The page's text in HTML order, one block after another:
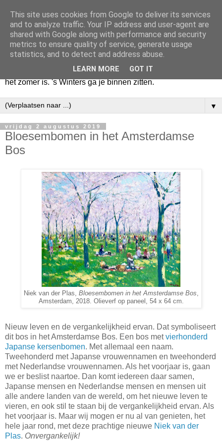
Huize Zeezicht
Als het lente is, lees ik een krant op een terras en drink een
latte uit een glas. Of om het even een boek met een
cappuccino of een dubbele espresso. Maar dat kan ook als
het zomer is. 's Winters ga je binnen zitten.
▼
vrijdag 2 augustus 2019
Bloesembomen in het Amsterdamse
Bos
Niek van der Plas, Bloesembomen in het Amsterdamse Bos
Amsterdam, 2018. Olieverf op paneel, 54 x 64 cm.
Nieuw leven en de vergankelijkheid ervan. Dat symboliseert
dit bos in het Amsterdamse Bos. Een bos metvierhonderd
Japanse kersenbomen. Met allemaal een naam.
Tweehonderd met Japanse vrouwennamen en tweehonderd
met Nederlandse vrouwennamen. Als het voorjaar is, gaan
we er beslist naartoe. Dan komt iedereen daar samen,
Japanse mensen en Nederlandse mensen en mensen uit
alle andere landen van de wereld, om het nieuwe leven te
vieren, en ook stil te staan bij de vergankelijkheid ervan. Als
het voorjaar is. Maar wij mogen er nu al van genieten, het
hele jaar rond, met deze prachtige nieuwe Niek van der
Plas. Onvergankelijk!
This site uses cookies from Google to deliver its services
and to analyze traffic. Your IP address and user-agent are
shared with Google along with performance and security
metrics to ensure quality of service, generate usage
statistics, and to detect and address abuse.
LEARN MORE GOT IT